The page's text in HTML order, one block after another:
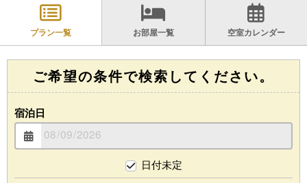
プラン一覧 お部屋一覧 空室カレンダー
ご希望の条件で検索してください。
宿泊日
日付未定